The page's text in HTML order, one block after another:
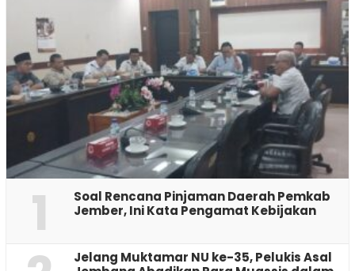
1
‎Soal Rencana Pinjaman Daerah Pemkab
Jember, Ini Kata Pengamat Kebijakan ‎
Jelang Muktamar NU ke-35, Pelukis Asal